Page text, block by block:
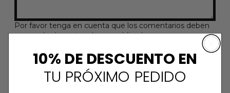
Por favor tenga en cuenta que los comentarios deben
ser aprobados antes de ser publicados
10% DE DESCUENTO EN
TU PRÓXIMO PEDIDO